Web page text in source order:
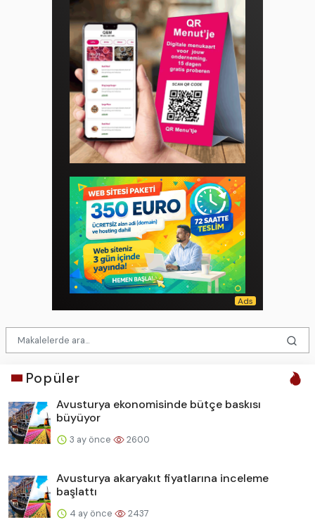
Popüler
Avusturya ekonomisinde bütçe baskısı
büyüyor
3 ay önce 2600
Avusturya akaryakıt fiyatlarına inceleme
başlattı
4 ay önce 2437